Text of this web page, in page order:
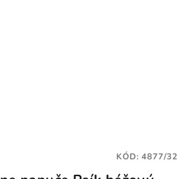
KÓD:4877/32